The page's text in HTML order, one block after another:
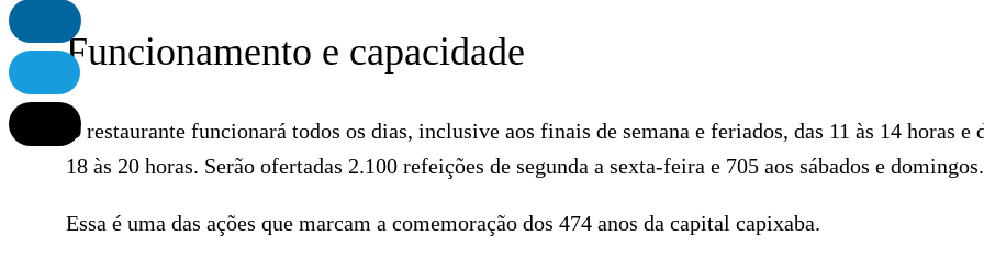
Funcionamento e capacidade
O restaurante funcionará todos os dias, inclusive aos finais de semana e feriados, das 11 às 14 horas e
18 às 20 horas. Serão ofertadas 2.100 refeições de segunda a sexta-feira e 705 aos sábados e domingos.
Essa é uma das ações que marcam a comemoração dos 474 anos da capital capixaba.